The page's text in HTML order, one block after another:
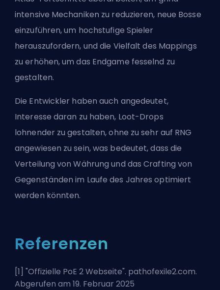
intensive Mechaniken zu reduzieren, neue Bosse
einzuführen, um hochstufige Spieler
herauszufordern, und die Vielfalt des Mappings
zu erhöhen, um das Endgame fesselnd zu
gestalten.
Die Entwickler haben auch angedeutet,
Interesse daran zu haben, Loot-Drops
lohnender zu gestalten, ohne zu sehr auf RNG
angewiesen zu sein, was bedeutet, dass die
Verteilung von Währung und das Crafting von
Gegenständen im Laufe des Jahres optimiert
werden könnten.
Referenzen
[1] "Offizielle PoE 2 Webseite". pathofexile2.com.
Abgerufen am 19. Februar 2025